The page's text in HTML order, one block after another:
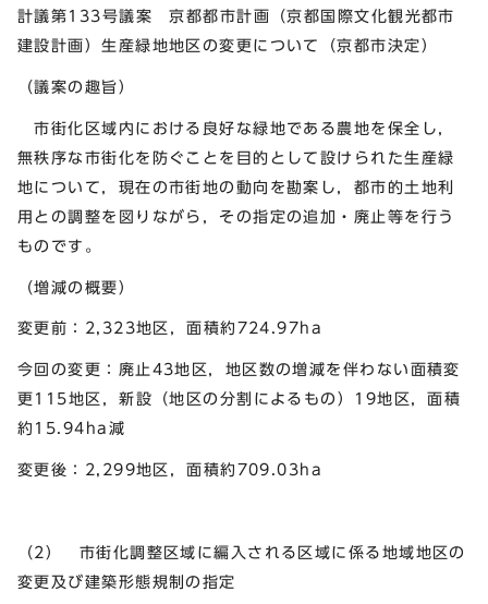
計議第133号議案 京都都市計画（京都国際文化観光都市
建設計画）生産緑地地区の変更について（京都市決定）
（議案の趣旨）
市街化区域内における良好な緑地である農地を保全し，
無秩序な市街化を防ぐことを目的として設けられた生産緑
地について，現在の市街地の動向を勘案し，都市的土地利
用との調整を図りながら，その指定の追加・廃止等を行う
ものです。
（増減の概要）
変更前：2,323地区，面積約724.97ha
今回の変更：廃止43地区，地区数の増減を伴わない面積変
更115地区，新設（地区の分割によるもの）19地区，面積
約15.94ha減
変更後：2,299地区，面積約709.03ha
（2） 市街化調整区域に編入される区域に係る地域地区の
変更及び建築形態規制の指定